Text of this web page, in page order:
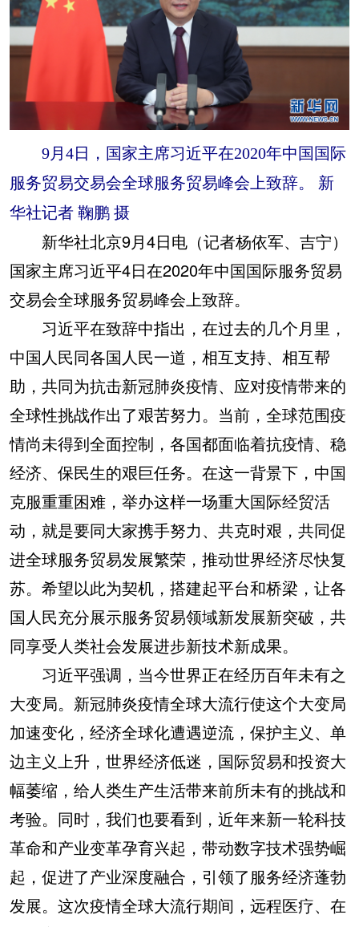
9月4日，国家主席习近平在2020年中国国际
服务贸易交易会全球服务贸易峰会上致辞。 新
华社记者 鞠鹏 摄
新华社北京9月4日电（记者杨依军、吉宁）
国家主席习近平4日在2020年中国国际服务贸易
交易会全球服务贸易峰会上致辞。
习近平在致辞中指出，在过去的几个月里，
中国人民同各国人民一道，相互支持、相互帮
助，共同为抗击新冠肺炎疫情、应对疫情带来的
全球性挑战作出了艰苦努力。当前，全球范围疫
情尚未得到全面控制，各国都面临着抗疫情、稳
经济、保民生的艰巨任务。在这一背景下，中国
克服重重困难，举办这样一场重大国际经贸活
动，就是要同大家携手努力、共克时艰，共同促
进全球服务贸易发展繁荣，推动世界经济尽快复
苏。希望以此为契机，搭建起平台和桥梁，让各
国人民充分展示服务贸易领域新发展新突破，共
同享受人类社会发展进步新技术新成果。
习近平强调，当今世界正在经历百年未有之
大变局。新冠肺炎疫情全球大流行使这个大变局
加速变化，经济全球化遭遇逆流，保护主义、单
边主义上升，世界经济低迷，国际贸易和投资大
幅萎缩，给人类生产生活带来前所未有的挑战和
考验。同时，我们也要看到，近年来新一轮科技
革命和产业变革孕育兴起，带动数字技术强势崛
起，促进了产业深度融合，引领了服务经济蓬勃
发展。这次疫情全球大流行期间，远程医疗、在